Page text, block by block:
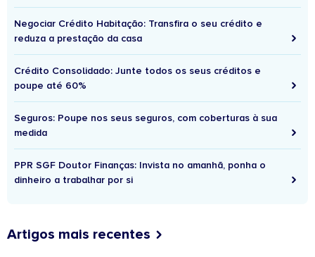
Negociar Crédito Habitação: Transfira o seu crédito e
reduza a prestação da casa
Crédito Consolidado: Junte todos os seus créditos e
poupe até 60%
Seguros: Poupe nos seus seguros, com coberturas à sua
medida
PPR SGF Doutor Finanças: Invista no amanhã, ponha o
dinheiro a trabalhar por si
Artigos mais recentes